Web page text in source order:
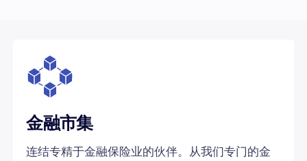
金融市集
连结专精于金融保险业的伙伴。从我们专门的金